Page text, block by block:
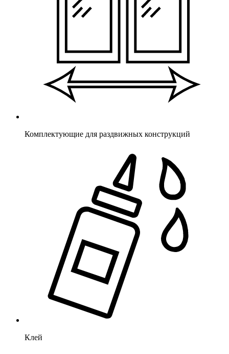
Комплектующие для раздвижных конструкций
Клей